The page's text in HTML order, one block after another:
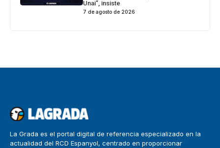
Unai”, insiste
7 de agosto de 2026
La Grada es el portal digital de referencia especializado en la
actualidad del RCD Espanyol, centrado en proporcionar